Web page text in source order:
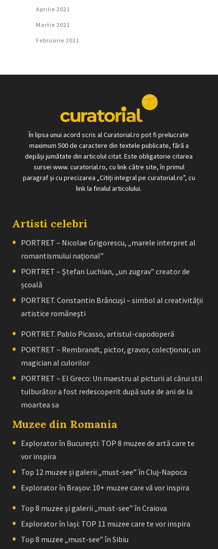
Aprilie 2021
Martie 2021
Februarie 2021
În lipsa unui acord scris al Curatorial.ro pot fi prelucrate
maximum 500 de caractere din textele publicate, fără a
depăși jumătate din articolul citat. Este obligatorie citarea
sursei www. curatorial.ro, cu link către site, în primul
paragraf și cu precizarea „Citiți integral pe curatorial.ro”, cu
link la finalul articolului.
Artisti celebri
PORTRET – Nicolae Grigorescu, „marele interpret al
romantismului naţional”
PORTRET – Ştefan Luchian, „un zugrav” creator de
școală
PORTRET. Constantin Brâncuşi – simbol al creativităţii
artistice româneşti
PORTRET. Pablo Picasso, artistul-capodoperă
PORTRET – Rembrandt, pictor, gravor, colecţionar, un
magician al culorilor
PORTRET – El Greco: Un maestru al picturii al cărui stil
tulburător a fost redescoperit după sute de ani de la
moartea sa
Muzee din Romania
Explorator în București: TOP 8 muzee de artă care te
vor inspira
Top 12 muzee și galerii „must-see” în Cluj-Napoca
Explorator în Brașov: 10+ muzee care vă vor inspira
Top 8 muzee și galerii „must-see” în Craiova
Explorator în Iași: TOP 11 muzee care te vor inspira
Top 8 muzee „must-see” în Sibiu